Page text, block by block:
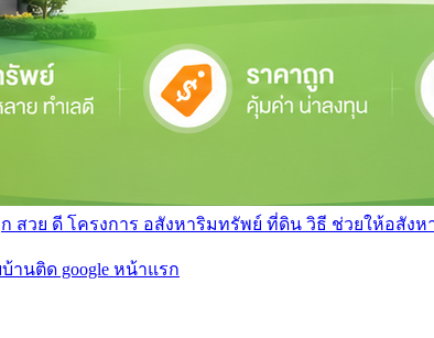
วย ดี โครงการ อสังหาริมทรัพย์ ที่ดิน วิธี ช่วยให้อสังห
านติด google หน้าแรก